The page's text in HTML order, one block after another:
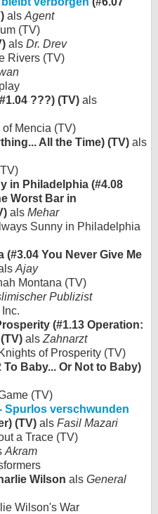
als Agent
(TV)
als Dr. Drev
Rivers (TV)
???) (TV) als
Mencia (TV)
All the Time) (TV) als
in Philadelphia (#4.08
Worst Bar in
als Mehar
Sunny in Philadelphia
(#3.04 You Never Give Me
Ajay
Montana (TV)
Publizist
(#1.13 Operation:
als Zahnarzt
of Prosperity (TV)
To Baby... Or Not to Baby)
(TV)
Spurlos verschwunden
(TV) als Fasil Mazari
a Trace (TV)
Akram
Wilson als General
Wilson's War